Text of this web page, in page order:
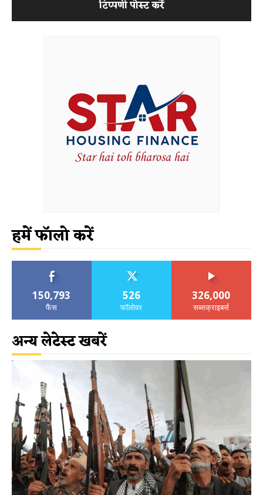
हमें फॉलो करें
150,793
फैंस
526
फॉलोवर
326,000
सब्सक्राइबर्स
अन्य लेटेस्ट खबरें